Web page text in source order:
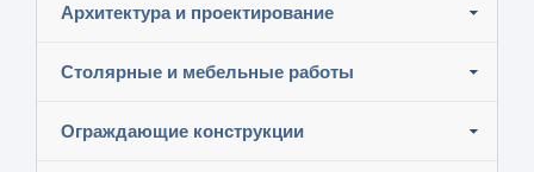
Архитектура и проектирование
Столярные и мебельные работы
Ограждающие конструкции